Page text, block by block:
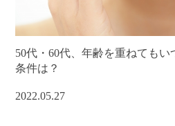
50代・60代、年齢を重ねても
条件は？
2022.05.27